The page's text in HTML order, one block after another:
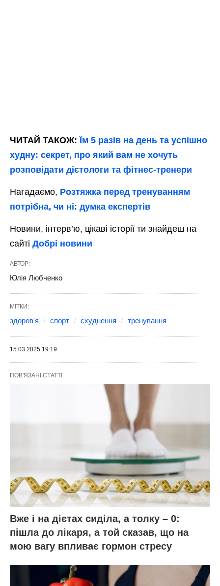
ЧИТАЙ ТАКОЖ: Їм 5 разів на день та успішно
худну: секрет, про який вам не хочуть
розповідати дієтологи та фітнес-тренери
Нагадаємо, Розтяжка перед тренуванням
потрібна, чи ні: думка експертів
Новини, інтерв’ю, цікаві історії ти знайдеш на
сайті Добрі новини
АВТОР:
Юлія Любченко
МІТКИ:
здоров'я спорт схуднення тренування
15.03.2025 19:19
ПОВ'ЯЗАНІ СТАТТІ
Вже і на дієтах сиділа, а толку – 0:
пішла до лікаря, а той сказав, що на
мою вагу впливає гормон стресу